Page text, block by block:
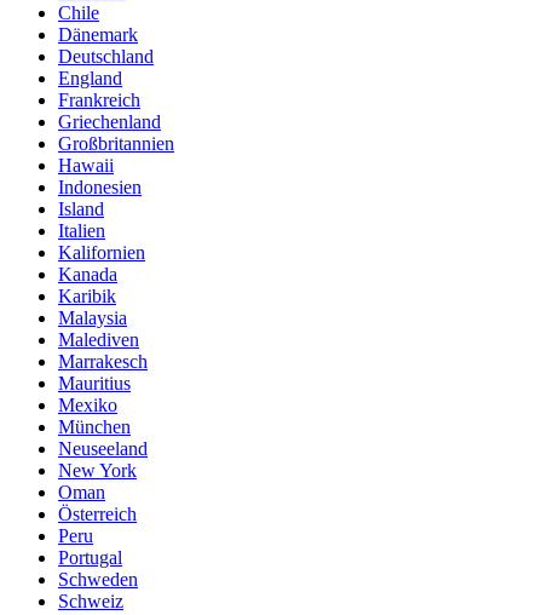
Chile
Dänemark
Deutschland
England
Frankreich
Griechenland
Großbritannien
Hawaii
Indonesien
Island
Italien
Kalifornien
Kanada
Karibik
Malaysia
Malediven
Marrakesch
Mauritius
Mexiko
München
Neuseeland
New York
Oman
Österreich
Peru
Portugal
Schweden
Schweiz